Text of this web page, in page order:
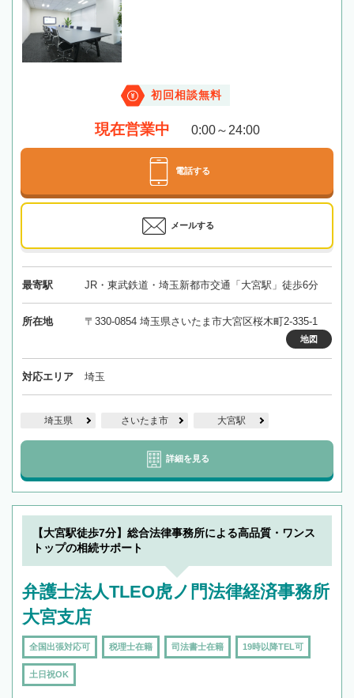
初回相談無料
現在営業中 0:00～24:00
電話する
メールする
最寄駅 JR・東武鉄道・埼玉新都市交通「大宮駅」徒歩6分
所在地 〒330-0854 埼玉県さいたま市大宮区桜木町2-335-1
地図
対応エリア 埼玉
埼玉県 さいたま市 大宮駅
詳細を見る
【大宮駅徒歩7分】総合法律事務所による高品質・ワンス
トップの相続サポート
弁護士法人TLEO虎ノ門法律経済事務所
大宮支店
全国出張対応可 税理士在籍 司法書士在籍 19時以降TEL可
土日祝OK